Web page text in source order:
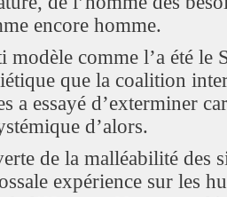
encore homme.
modèle comme l’a été le
que la coalition
a essayé d’exterminer
d’alors.
de la malléabilité des
expérience sur les